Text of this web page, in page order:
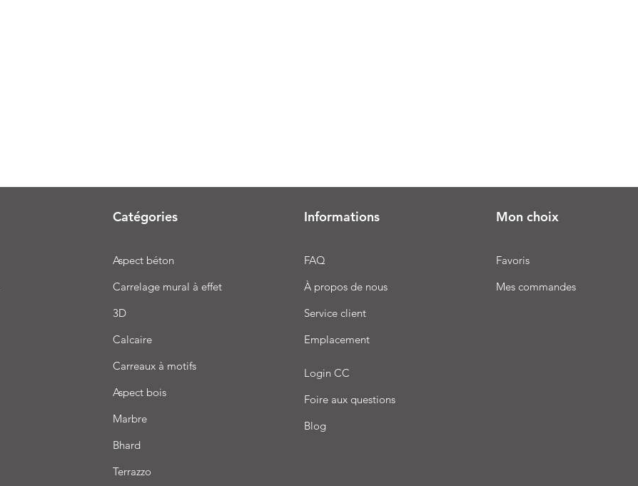
Catégories
Aspect béton
Carrelage mural à effet
3D
Calcaire
Carreaux à motifs
Aspect bois
Marbre
Bhard
Terrazzo
Informations
FAQ
À propos de nous
Service client
Emplacement
Login CC
Foire aux questions
Blog
Mon choix
Favoris
Mes commandes